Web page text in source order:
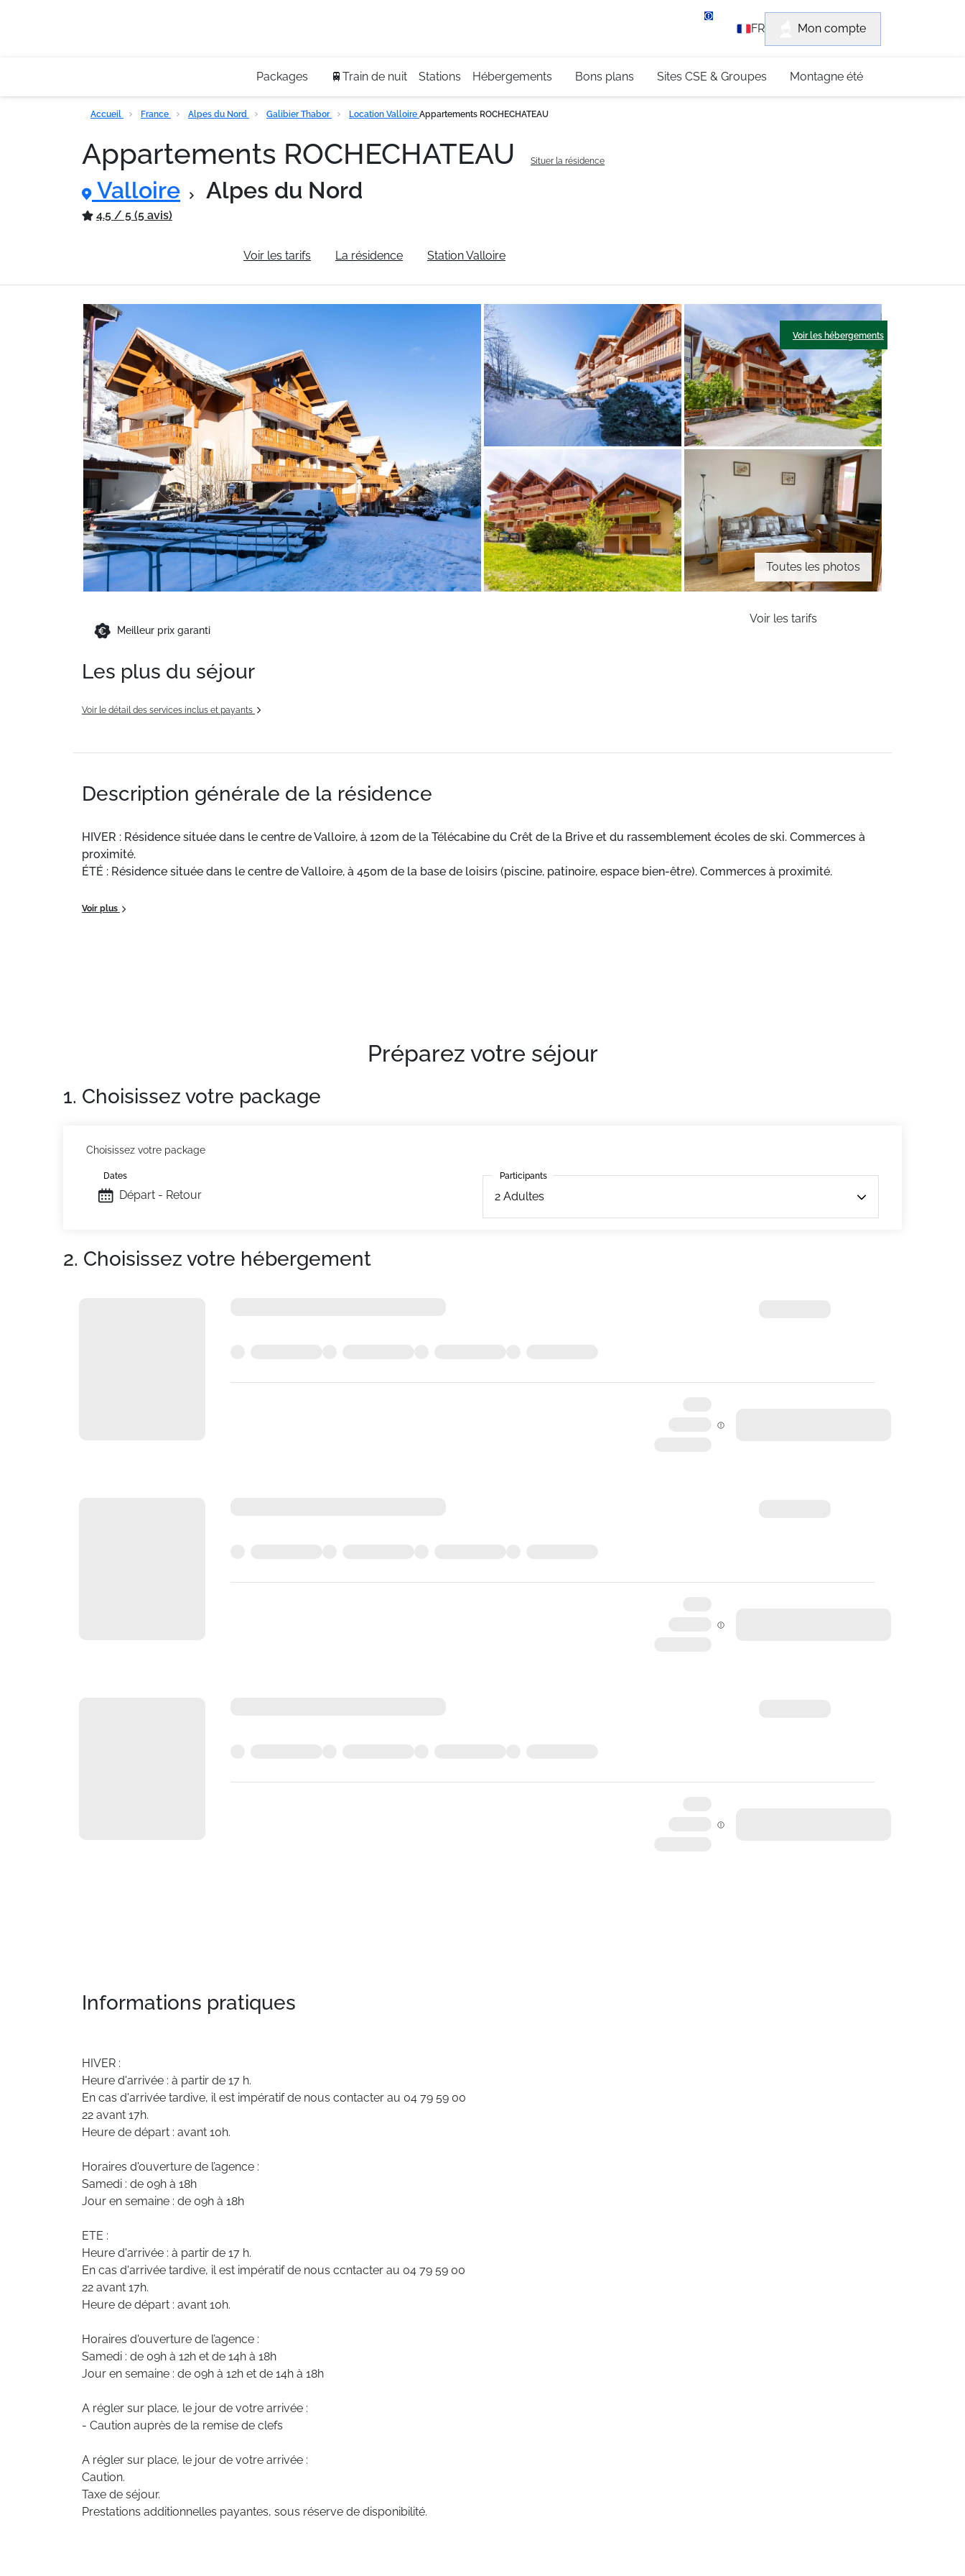
+33 (0)4 79 96 30 69
FR Mon compte
Packages 🚆Train de nuit Stations Hébergements Bons plans Sites CSE & Groupes Montagne été
Accueil France Alpes du Nord Galibier Thabor Location Valloire Appartements ROCHECHATEAU
Appartements ROCHECHATEAU Situer la résidence
Valloire Alpes du Nord
4.5 / 5 (5 avis)
Voir les tarifs La résidence Station Valloire
Toutes les photos
Voir les hébergements
Meilleur prix garanti
Voir les tarifs
Les plus du séjour
Voir le détail des services inclus et payants
Description générale de la résidence
HIVER : Résidence située dans le centre de Valloire, à 120m de la Télécabine du Crêt de la Brive et du rassemblement écoles de ski. Commerces à
proximité.
ÉTÉ : Résidence située dans le centre de Valloire, à 450m de la base de loisirs (piscine, patinoire, espace bien-être). Commerces à proximité.
Situation
Voir plus
Préparez votre séjour
1. Choisissez votre package
Choisissez votre package
Départ - Retour
Dates Participants
2 Adultes
Participants
2. Choisissez votre hébergement
Informations pratiques
HIVER :
Heure d'arrivée : à partir de 17 h.
En cas d'arrivée tardive, il est impératif de nous contacter au 04 79 59 00
22 avant 17h.
Heure de départ : avant 10h.
Horaires d'ouverture de l’agence :
Samedi : de 09h à 18h
Jour en semaine : de 09h à 18h
ETE :
Heure d'arrivée : à partir de 17 h.
En cas d'arrivée tardive, il est impératif de nous ccntacter au 04 79 59 00
22 avant 17h.
Heure de départ : avant 10h.
Horaires d'ouverture de l’agence :
Samedi : de 09h à 12h et de 14h à 18h
Jour en semaine : de 09h à 12h et de 14h à 18h
A régler sur place, le jour de votre arrivée :
- Caution auprès de la remise de clefs
A régler sur place, le jour de votre arrivée :
Caution.
Taxe de séjour.
Prestations additionnelles payantes, sous réserve de disponibilité.